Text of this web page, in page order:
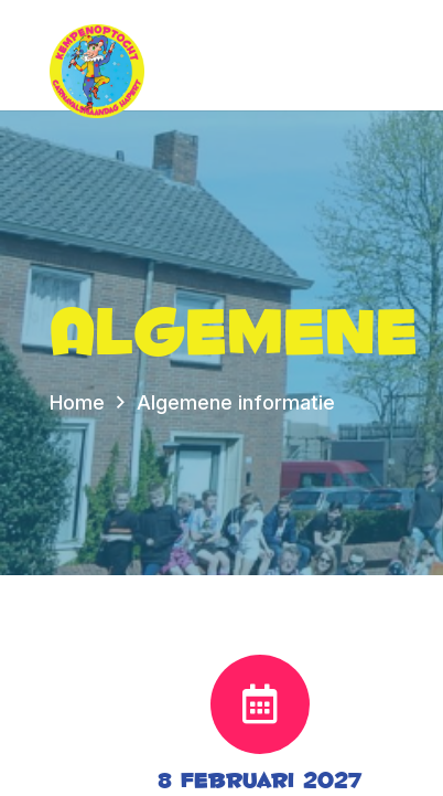
Home Algemene informatie
8 februari 2027